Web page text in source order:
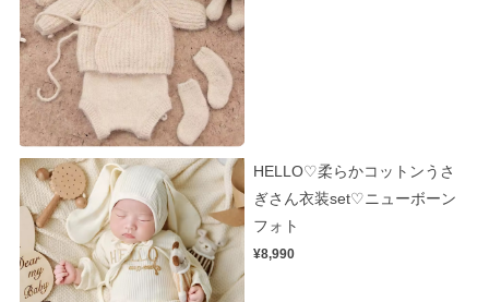
HELLO♡柔らかコットンうさ
ぎさん衣装set♡ニューボーン
フォト
¥8,990